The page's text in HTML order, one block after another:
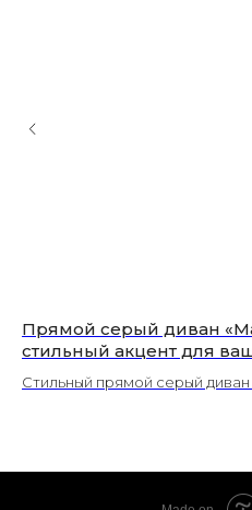
Прямой серый диван
стильный акцент для
Волоколамск
Стильный прямой серый